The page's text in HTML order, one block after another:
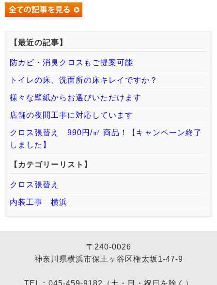
【最近の記事】
防カビ・消臭クロスもご提案可能
トイレの床、洗面所の床キレイですか？
様々な壁紙からお選びいただけます
店舗の夜間工事に対応しています
クロス張替え 990円/㎡ 商品！【キャンペーン終了
しました】
【カテゴリーリスト】
クロス張替え
内装工事 横浜
〒240-0026
神奈川県横浜市保土ヶ谷区権太坂1-47-9